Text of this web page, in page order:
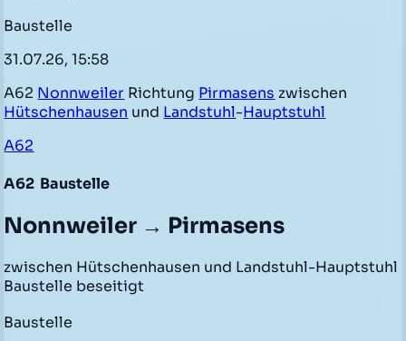
Baustelle
31.07.26, 15:58
A62 Nonnweiler Richtung Pirmasens zwischen
Hütschenhausen und Landstuhl-Hauptstuhl
A62
A62 Baustelle
Nonnweiler → Pirmasens
zwischen Hütschenhausen und Landstuhl-Hauptstuhl
Baustelle beseitigt
Baustelle